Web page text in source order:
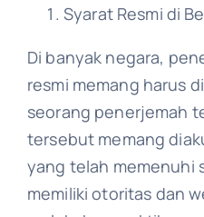
Syarat Resmi di
Di banyak negara,
resmi memang harus
seorang penerjemah
tersebut memang
yang telah memenuhi
memiliki otoritas dan